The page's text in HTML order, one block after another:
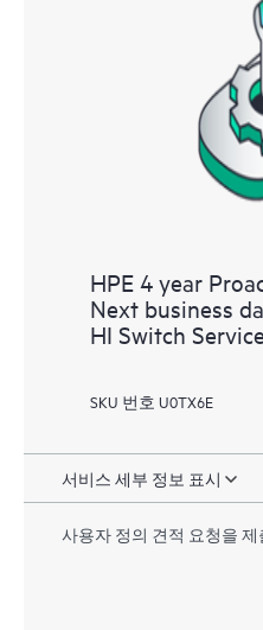
HPE 4 year
Next business
HI Switch
SKU 번호 U0TX6E
서비스 세부 정보 표시
사용자 정의 견적 요청을 제